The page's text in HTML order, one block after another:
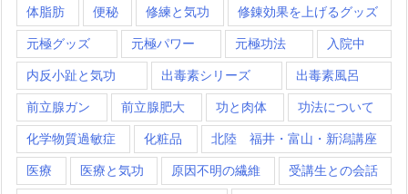
体脂肪 便秘 修練と気功 修錬効果を上げるグッズ
元極グッズ 元極パワー 元極功法 入院中
内反小趾と気功 出毒素シリーズ 出毒素風呂
前立腺ガン 前立腺肥大 功と肉体 功法について
化学物質過敏症 化粧品 北陸 福井・富山・新潟講座
医療 医療と気功 原因不明の繊維 受講生との会話